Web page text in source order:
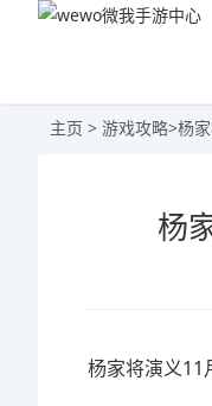
主页 > 游戏攻略>杨
杨
杨家将演义11